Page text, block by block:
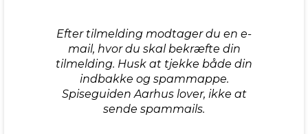
Efter tilmelding modtager du en e-
mail, hvor du skal bekræfte din
tilmelding. Husk at tjekke både din
indbakke og spammappe.
Spiseguiden Aarhus lover, ikke at
sende spammails.